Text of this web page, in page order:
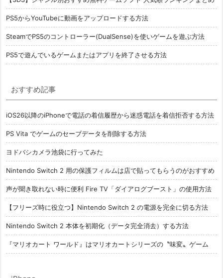
PS5からYouTubeに動画をアップロードする方法
SteamでPS5のコントローラー(DualSense)を使いゲームを遊ぶ方法
PS5で遊んでいるゲームまたはアプリを終了させる方法
おすすめ記事
iOS26以降のiPhoneで電話の着信履歴から迷惑電話を着信拒否する方法
PS Vita でゲームのセーブデータを削除する方法
ヨドバシカメラ池袋に行ってみた
Nintendo Switch 2 用の保護フィルムは店で貼ってもらうのがおすすめ
声が聞き取れない時に便利 Fire TV「ダイアログブースト」の使用方法
【フリーズ時に役立つ】Nintendo Switch 2 の電源を完全に切る方法
Nintendo Switch 2 本体を初期化（データ完全消去）する方法
『マリオカート ワールド』はマリオカートシリーズの〝味変〟ゲーム